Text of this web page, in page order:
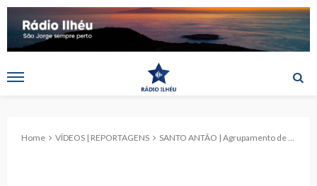
Home VÍDEOS | REPORTAGENS SANTO ANTÃO | Agrupamento de Escuteiros disponibiliza sede com o lema “Alerta para Servir”. (c/reportagem)